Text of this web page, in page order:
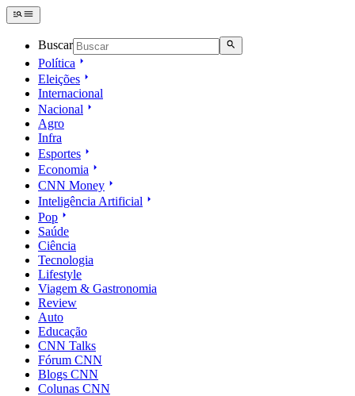
Buscar
Política
Eleições
Internacional
Nacional
Agro
Infra
Esportes
Economia
CNN Money
Inteligência Artificial
Pop
Saúde
Ciência
Tecnologia
Lifestyle
Viagem & Gastronomia
Review
Auto
Educação
CNN Talks
Fórum CNN
Blogs CNN
Colunas CNN